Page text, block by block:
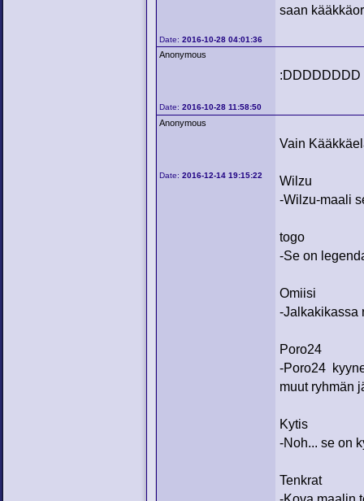
Date:2016-10-28 04:01:36
saan
Anonymous
Date:2016-10-28 11:58:50
:DDDDDDDD
Anonymous
Date:2016-12-14 19:15:22
Vain
Wilzu
-Wilzu-maali
togo
-Se on
Omiisi
-Jalkakikassa
Poro24
-Poro24
muut ryhmän
Kytis
-Noh... se on
Tenkrat